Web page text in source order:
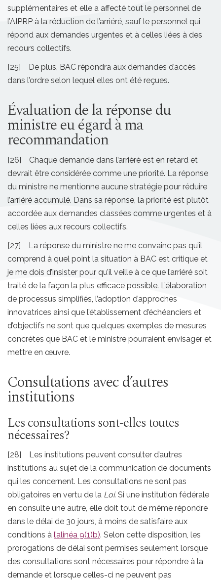
supplémentaires et elle a affecté tout le personnel de
l’AIPRP à la réduction de l’arriéré, sauf le personnel qui
répond aux demandes urgentes et à celles liées à des
recours collectifs.
[25] De plus, BAC répondra aux demandes d’accès
dans l’ordre selon lequel elles ont été reçues.
Évaluation de la réponse du
ministre eu égard à ma
recommandation
[26] Chaque demande dans l’arriéré est en retard et
devrait être considérée comme une priorité. La réponse
du ministre ne mentionne aucune stratégie pour réduire
l’arriéré accumulé. Dans sa réponse, la priorité est plutôt
accordée aux demandes classées comme urgentes et à
celles liées aux recours collectifs.
[27] La réponse du ministre ne me convainc pas qu’il
comprend à quel point la situation à BAC est critique et
je me dois d’insister pour qu’il veille à ce que l’arriéré soit
traité de la façon la plus efficace possible. L’élaboration
de processus simplifiés, l’adoption d’approches
innovatrices ainsi que l’établissement d’échéanciers et
d’objectifs ne sont que quelques exemples de mesures
concrètes que BAC et le ministre pourraient envisager et
mettre en œuvre.
Consultations avec d’autres
institutions
Les consultations sont-elles toutes
nécessaires?
[28] Les institutions peuvent consulter d’autres
institutions au sujet de la communication de documents
qui les concernent. Les consultations ne sont pas
obligatoires en vertu de la Loi. Si une institution fédérale
en consulte une autre, elle doit tout de même répondre
dans le délai de 30 jours, à moins de satisfaire aux
conditions à l’alinéa 9(1)b). Selon cette disposition, les
prorogations de délai sont permises seulement lorsque
des consultations sont nécessaires pour répondre à la
demande et lorsque celles-ci ne peuvent pas